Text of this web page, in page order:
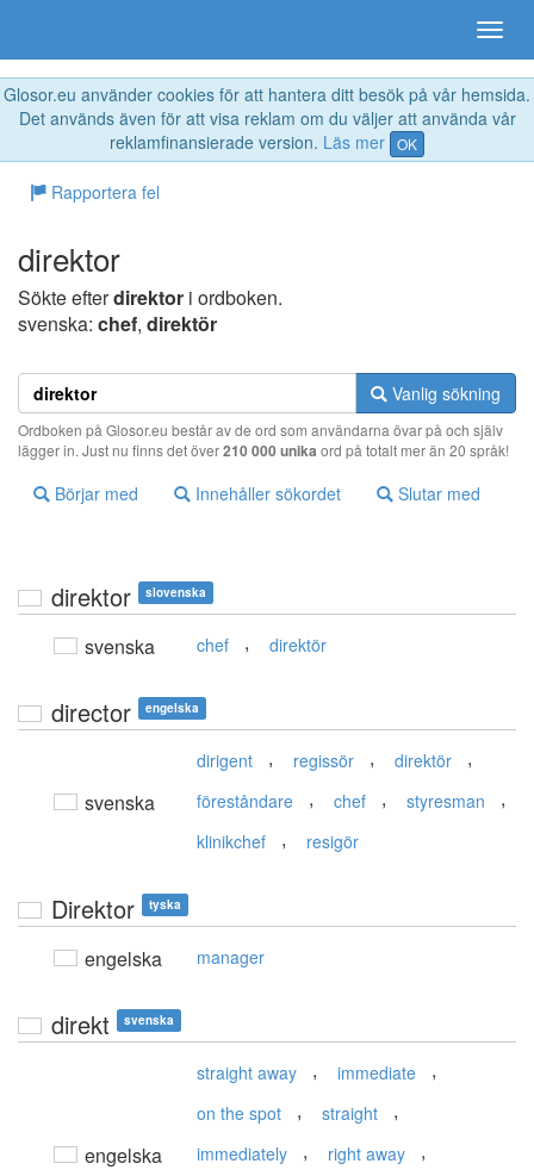
Glosor.eu använder cookies för att hantera ditt besök på vår hemsida.
Det används även för att visa reklam om du väljer att använda vår
reklamfinansierade version. Läs mer OK
Rapportera fel
direktor
Sökte efterdirektor i ordboken.
svenska: chef, direktör
Vanlig sökning
Ordboken på Glosor.eu består av de ord som användarna övar på och själv
lägger in. Just nu finns det över210 000 unika ord på totalt mer än 20 språk!
Börjar med Innehåller sökordet Slutar med
direktor slovenska
svenska chef , direktör
director engelska
svenska
dirigent , regissör , direktör ,
föreståndare , chef , styresman ,
klinikchef , resigör
Direktor tyska
engelska manager
direkt svenska
engelska
straight away , immediate ,
on the spot , straight ,
immediately , right away ,